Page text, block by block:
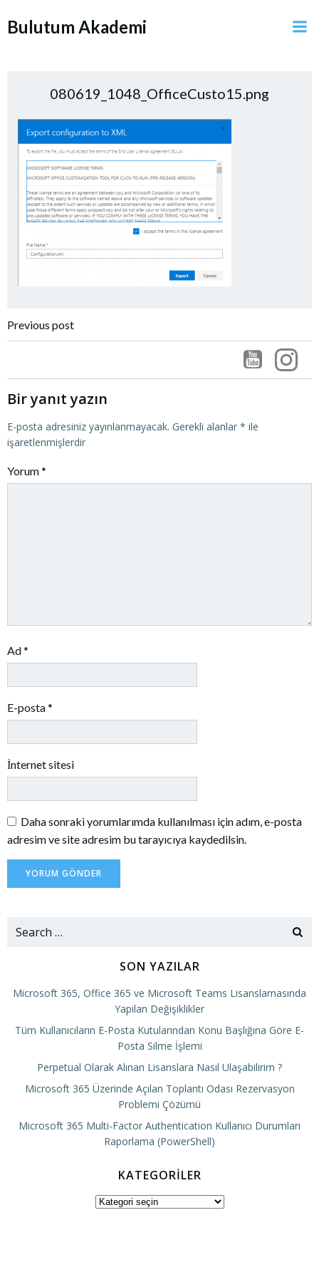
Bulutum Akademi
080619_1048_OfficeCusto15.png
Post
Previous post
Bir yanıt yazın
E-posta adresiniz yayınlanmayacak. Gerekli alanlar * ile
işaretlenmişlerdir
Yorum*
Ad*
E-posta*
İnternet sitesi
Daha sonraki yorumlarımda kullanılması için adım, e-posta
adresim ve site adresim bu tarayıcıya kaydedilsin.
Search
SON YAZILAR
Microsoft 365, Office 365 ve Microsoft Teams Lisanslamasında
Yapılan Değişiklikler
Tüm Kullanıcıların E-Posta Kutularından Konu Başlığına Göre E-
Posta Silme İşlemi
Perpetual Olarak Alınan Lisanslara Nasıl Ulaşabilirim ?
Microsoft 365 Üzerinde Açılan Toplantı Odası Rezervasyon
Problemi Çözümü
Microsoft 365 Multi-Factor Authentication Kullanıcı Durumları
Raporlama (PowerShell)
KATEGORILER
Kategoriler